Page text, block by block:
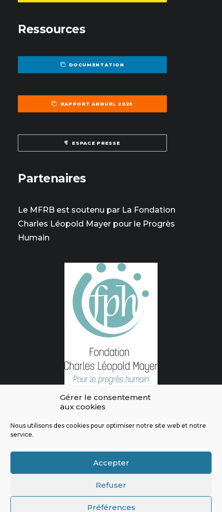
Gérer le consentement
aux cookies
Nous utilisons des cookies pour optimiser notre site web et notre
service.
Accepter
Refuser
Préférences
Ressources
DOCUMENTATION
RAPPORT ANNUEL 2025
ESPACE PRESSE
Partenaires
Le MFRB est soutenu par La Fondation
Charles Léopold Mayer pour le Progrès
Humain
L'intégralité des contenus de ce site sont publiés sous licence
|Politique de confidentialité